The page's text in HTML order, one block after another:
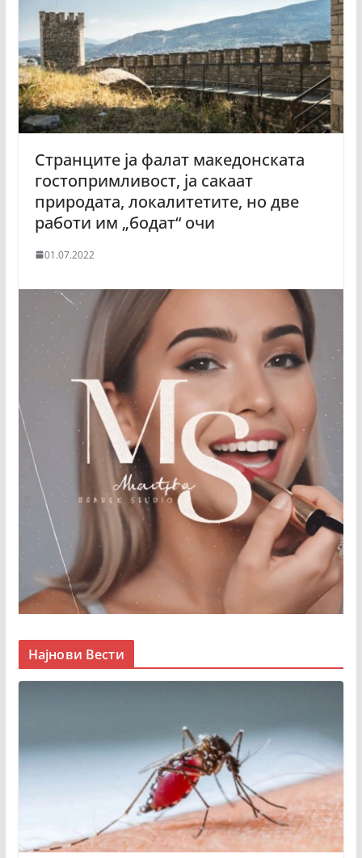
Странците ја фалат македонската
гостопримливост, ја сакаат
природата, локалитетите, но две
работи им „бодат“ очи
01.07.2022
Најнови Вести